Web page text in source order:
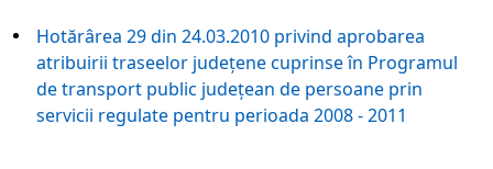
Hotărârea 29 din 24.03.2010 privind aprobarea
atribuirii traseelor judeţene cuprinse în Programul
de transport public judeţean de persoane prin
servicii regulate pentru perioada 2008 - 2011